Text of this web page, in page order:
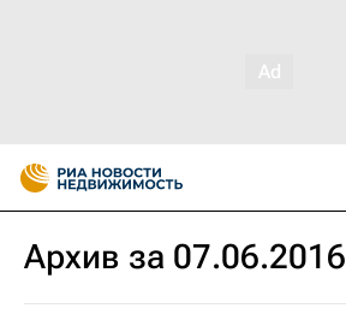
Архив за 07.06.2016